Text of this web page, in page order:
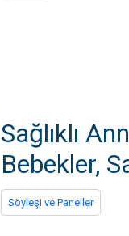
Sağlıklı
Bebekler,
Söyleşi ve Paneller